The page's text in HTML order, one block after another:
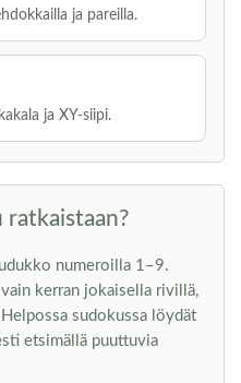
ja pareilla.
ja XY-siipi.
numeroilla 1–9.
kerran jokaisella rivillä,
sudokussa löydät
etsimällä puuttuvia